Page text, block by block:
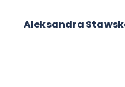
Emilia Barczuk